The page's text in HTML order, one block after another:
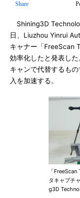
Share
Shining3D
日、Liuzhou Yinrui
キャナー「FreeScan
効率化したと発表し
キャンで代替するも
入を加速する。
「
タキャプチ
g3D